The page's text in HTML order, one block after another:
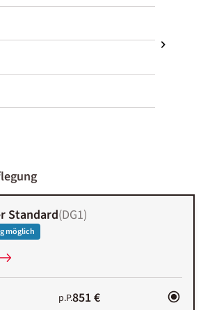
Standard(DG1)
möglich
p.P.851 €